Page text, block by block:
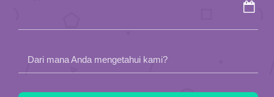
Dari mana Anda mengetahui kami?